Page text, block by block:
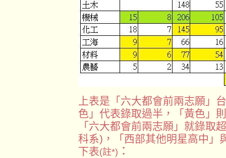
上表是「六大都會前兩志願」
色」代表錄取過半，「黃色」
「六大都會前兩志願」就錄取
科系)，「西部其他明星高中」
下表(註*) ：